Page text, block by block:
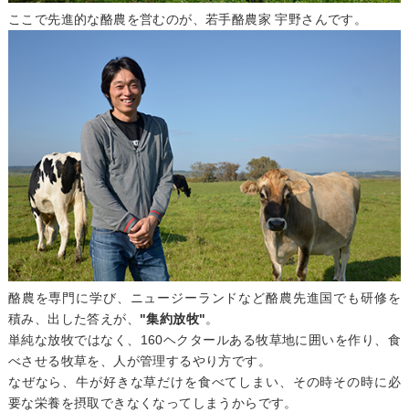
ここで先進的な酪農を営むのが、若手酪農家 宇野さんです。
酪農を専門に学び、ニュージーランドなど酪農先進国でも研修を
積み、出した答えが、 "集約放牧"。
単純な放牧ではなく、160ヘクタールある牧草地に囲いを作り、食
べさせる牧草を、人が管理するやり方です。
なぜなら、牛が好きな草だけを食べてしまい、その時その時に必
要な栄養を摂取できなくなってしまうからです。